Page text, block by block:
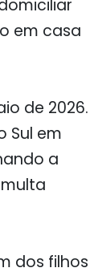
em casa
de 2026.
Sul em
a
dos filhos